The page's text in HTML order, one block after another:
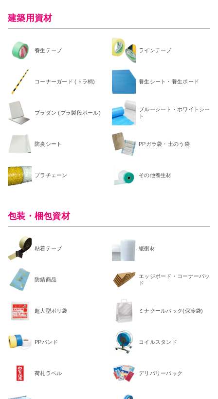
建築用資材
養生テープ ラインテープ
コーナーガード (トラ柄) 養生シート・養生ボード
プラダン (プラ製段ボール)
ブルーシート・ホワイトシー
ト
防炎シート PPガラ袋・土のう袋
プラチェーン その他養生材
包装・梱包資材
粘着テープ 緩衝材
防錆商品
エッジボード・コーナーパッ
ド
超大型ポリ袋 ミナクールパック(保冷袋)
PPバンド コイルスタンド
荷札ラベル デリバリーパック